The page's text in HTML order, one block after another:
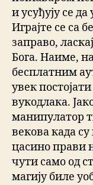
и усуђују се
Играјте се са
заправо,
Бога. Наиме,
бесплатним
увек
вукодлака.
манипулатор
векова када
цасино прави
чути само од
магију биле